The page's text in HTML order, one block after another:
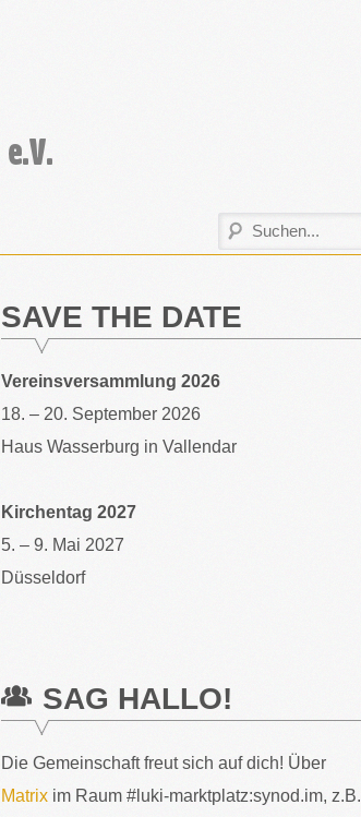
SAVE THE DATE
Vereinsversammlung 2026
18. – 20. September 2026
Haus Wasserburg in Vallendar
Kirchentag 2027
5. – 9. Mai 2027
Düsseldorf
SAG HALLO!
Die Gemeinschaft freut sich auf dich! Über
Matrix im Raum #luki-marktplatz:synod.im, z.B.